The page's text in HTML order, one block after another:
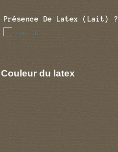
Présence De Latex (lait) ?
non (1)
Couleur du latex